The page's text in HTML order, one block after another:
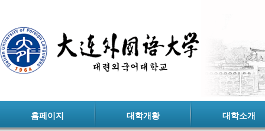
홈페이지 대학개황 대학소개